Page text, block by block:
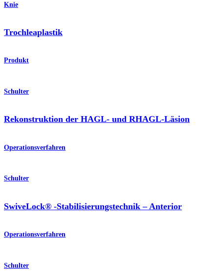
Knie
Trochleaplastik
Produkt
Schulter
Rekonstruktion der HAGL- und RHAGL-Läsion
Operationsverfahren
Schulter
SwiveLock® -Stabilisierungstechnik – Anterior
Operationsverfahren
Schulter